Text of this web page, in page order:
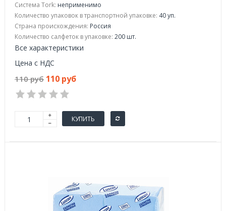
Система Tork: неприменимо
Количество упаковок в транспортной упаковке: 40 уп.
Страна происхождения: Россия
Количество салфеток в упаковке: 200 шт.
Все характеристики
Цена с НДС
110 руб 110 руб
КУПИТЬ